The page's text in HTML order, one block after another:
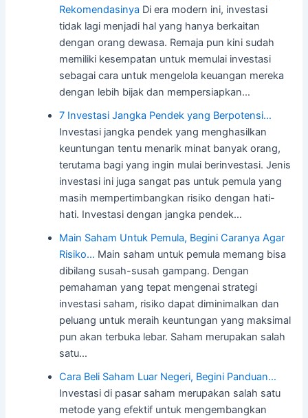
Rekomendasinya Di era modern ini, investasi
tidak lagi menjadi hal yang hanya berkaitan
dengan orang dewasa. Remaja pun kini sudah
memiliki kesempatan untuk memulai investasi
sebagai cara untuk mengelola keuangan mereka
dengan lebih bijak dan mempersiapkan…
7 Investasi Jangka Pendek yang Berpotensi…
Investasi jangka pendek yang menghasilkan
keuntungan tentu menarik minat banyak orang,
terutama bagi yang ingin mulai berinvestasi. Jenis
investasi ini juga sangat pas untuk pemula yang
masih mempertimbangkan risiko dengan hati-
hati. Investasi dengan jangka pendek…
Main Saham Untuk Pemula, Begini Caranya Agar
Risiko… Main saham untuk pemula memang bisa
dibilang susah-susah gampang. Dengan
pemahaman yang tepat mengenai strategi
investasi saham, risiko dapat diminimalkan dan
peluang untuk meraih keuntungan yang maksimal
pun akan terbuka lebar. Saham merupakan salah
satu…
Cara Beli Saham Luar Negeri, Begini Panduan…
Investasi di pasar saham merupakan salah satu
metode yang efektif untuk mengembangkan